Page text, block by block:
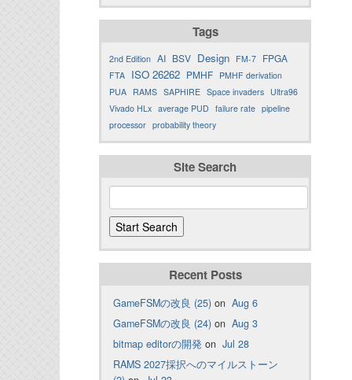
Tags
2nd Edition AI BSV Design FM-7 FPGA
FTA ISO 26262 PMHF PMHF derivation
PUA RAMS SAPHIRE Space invaders Ultra96
Vivado HLx average PUD failure rate pipeline
processor probability theory
Site Search
Recent Posts
GameFSMの改良 (25) on Aug 6
GameFSMの改良 (24) on Aug 3
bitmap editorの開発 on Jul 28
RAMS 2027採択へのマイルストーン